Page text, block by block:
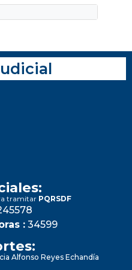
tramitar PQRSDF
: 34599
Alfonso Reyes Echandía